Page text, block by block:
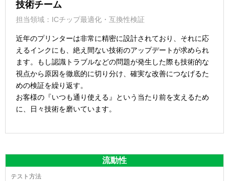
技術チーム
担当領域：ICチップ最適化・互換性検証
近年のプリンターは非常に精密に設計されており、それに応
えるインクにも、絶え間ない技術のアップデートが求められ
ます。もし認識トラブルなどの問題が発生した際も技術的な
視点から原因を徹底的に切り分け、確実な改善につなげるた
めの検証を繰り返す。
お客様の『いつも通り使える』という当たり前を支えるため
に、日々技術を磨いています。
流動性